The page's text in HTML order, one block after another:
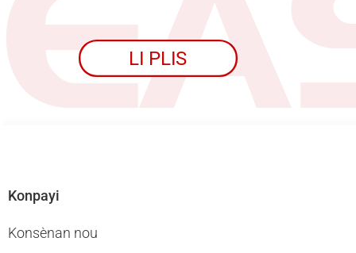
LI PLIS
Konpayi
Konsènan nou